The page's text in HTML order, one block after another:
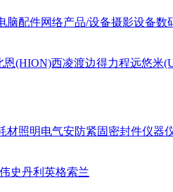
脑配件网络产品/设备摄影设备数
恩(HION)西凌渡边得力程远悠米
材照明电气安防紧固密封件仪器
史丹利 英格索兰